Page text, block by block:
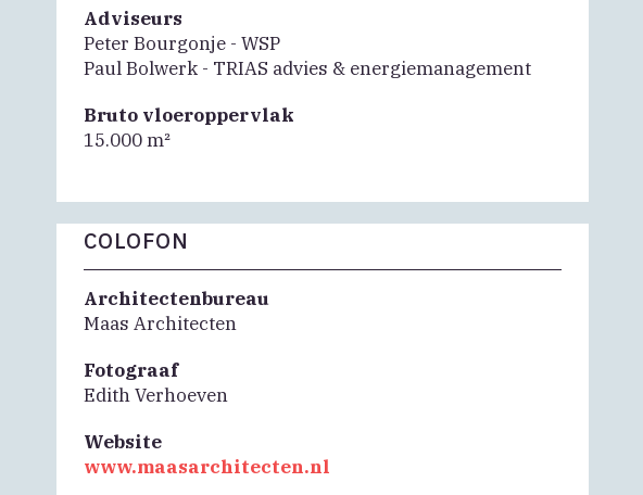
Adviseurs
Peter Bourgonje - WSP
Paul Bolwerk - TRIAS advies & energiemanagement
Bruto vloeroppervlak
15.000 m²
COLOFON
Architectenbureau
Maas Architecten
Fotograaf
Edith Verhoeven
Website
www.maasarchitecten.nl